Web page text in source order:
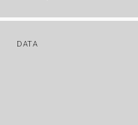
DATA